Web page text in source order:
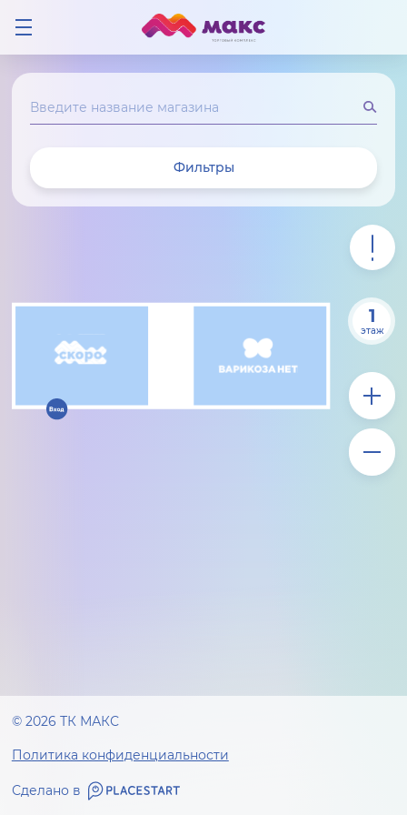
Фильтры
1
этаж
© 2026 ТК МАКС
Политика конфиденциальности
Сделано в